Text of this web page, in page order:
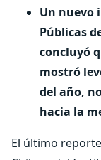
Un nuevo
Públicas
concluyó
mostró
del año,
hacia la
El último